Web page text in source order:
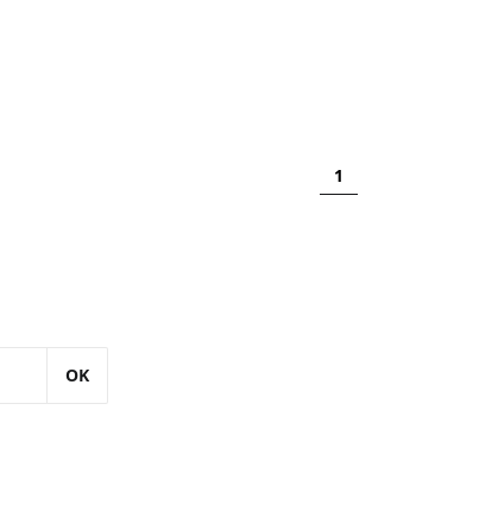
1
OK